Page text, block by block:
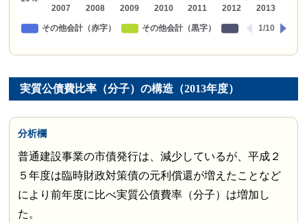
実質公債費比率（分子）の構造（2013年度）
分析欄
普通建設事業の市債発行は、減少しているが、平成２
５年度は臨時財政対策債の元利償還が増えたことなど
により前年度に比べ実質公債費率（分子）は増加し
た。